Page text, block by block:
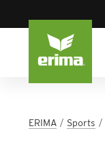
ERIMA Sports